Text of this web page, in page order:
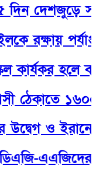
দিন দেশজুড়ে
রক্ষায়
কার্যকর হলে
ঠেকাতে ১৬০০
উদ্বেগ ও
এএজিদের